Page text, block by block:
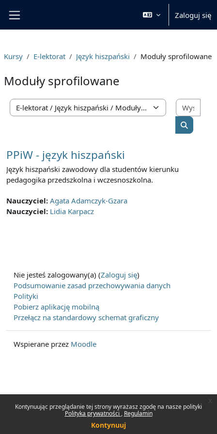
Kontynuując przeglądanie tej strony wyrażasz zgodę na nasze polityki
Polityka prywatności
Regulamin
Kontynuuj
Zaloguj się
Kursy E-lektorat Język hiszpański Moduły sprofilowane
Moduły sprofilowane
Kategorie kursów
PPiW - język hiszpański
Język hiszpański zawodowy dla studentów kierunku
pedagogika przedszkolna i wczesnoszkolna.
Nauczyciel: Agata Adamczyk-Gzara
Nauczyciel: Lidia Karpacz
Nie jesteś zalogowany(a) (Zaloguj się)
Podsumowanie zasad przechowywania danych
Polityki
Pobierz aplikację mobilną
Przełącz na standardowy schemat graficzny
Wspierane przez Moodle